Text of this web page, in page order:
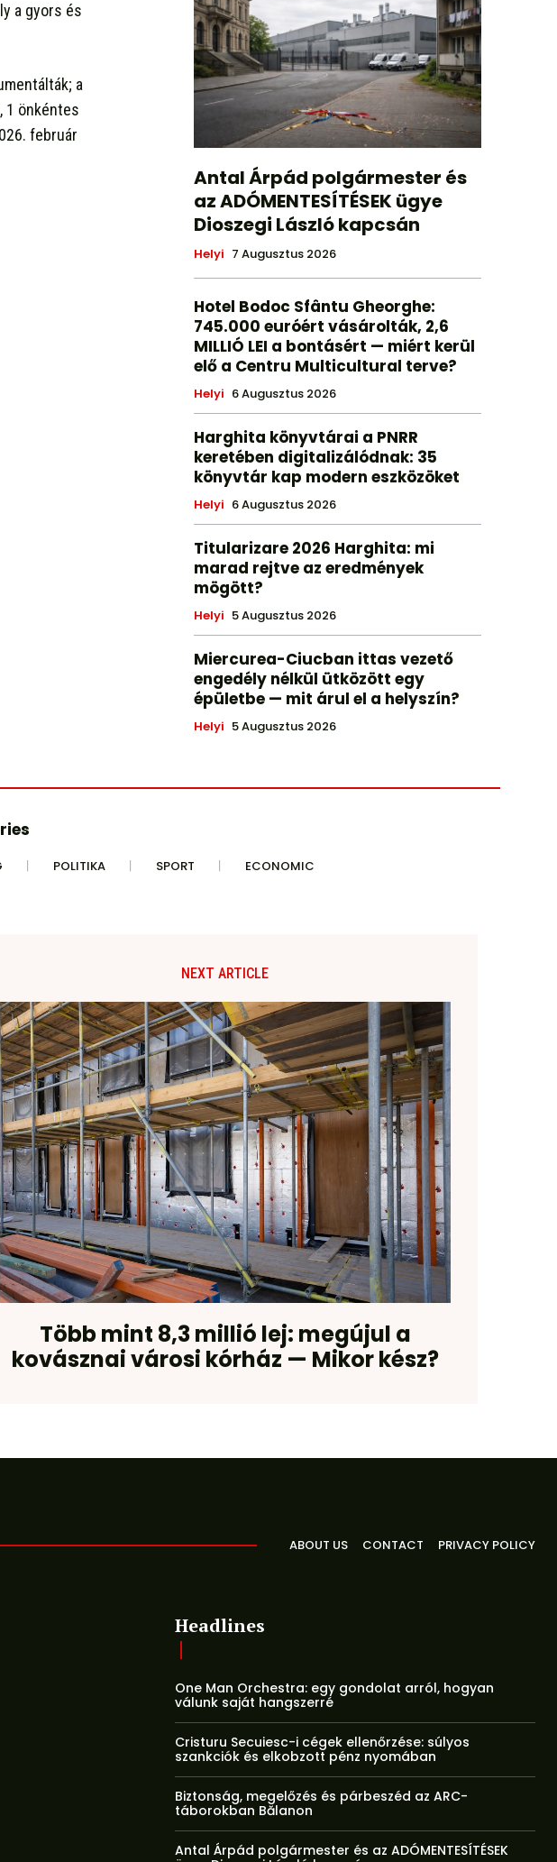
a gyors és
a
1 önkéntes
február
Antal Árpád polgármester és
az ADÓMENTESÍTÉSEK ügye
Dioszegi László kapcsán
Helyi 7 Augusztus 2026
Hotel Bodoc Sfântu Gheorghe:
745.000 euróért vásárolták, 2,6
MILLIÓ LEI a bontásért — miért kerül
elő a Centru Multicultural terve?
Helyi 6 Augusztus 2026
Harghita könyvtárai a PNRR
keretében digitalizálódnak: 35
könyvtár kap modern eszközöket
Helyi 6 Augusztus 2026
Titularizare 2026 Harghita: mi
marad rejtve az eredmények
mögött?
Helyi 5 Augusztus 2026
Miercurea-Ciucban ittas vezető
engedély nélkül ütközött egy
épületbe — mit árul el a helyszín?
Helyi 5 Augusztus 2026
POLITIKA SPORT ECONOMIC
NEXT ARTICLE
Több mint 8,3 millió lej: megújul a
kovásznai városi kórház — Mikor kész?
ABOUT US CONTACT PRIVACY POLICY
Headlines
One Man Orchestra: egy gondolat arról, hogyan
válunk saját hangszerré
Cristuru Secuiesc-i cégek ellenőrzése: súlyos
szankciók és elkobzott pénz nyomában
Biztonság, megelőzés és párbeszéd az ARC-
táborokban Bălanon
Antal Árpád polgármester és az ADÓMENTESÍTÉSEK